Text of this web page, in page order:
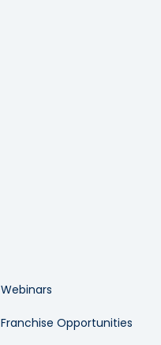
Webinars
Franchise Opportunities